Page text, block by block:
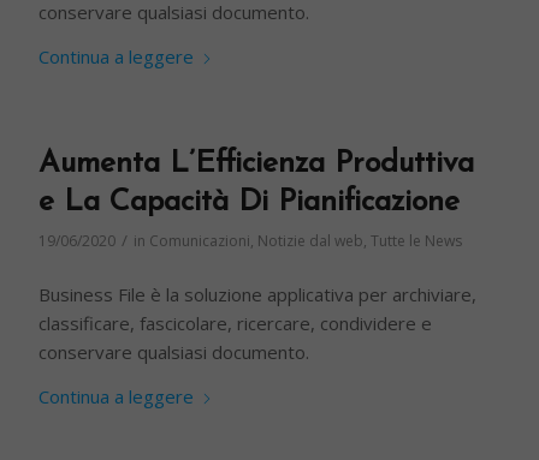
conservare qualsiasi documento.
Continua a leggere
Aumenta L’Efficienza Produttiva
e La Capacità Di Pianificazione
19/06/2020 / in Comunicazioni, Notizie dal web,Tutte le News
Business File è la soluzione applicativa per archiviare,
classificare, fascicolare, ricercare, condividere e
conservare qualsiasi documento.
Continua a leggere